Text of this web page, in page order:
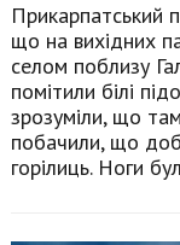
Прикарпатський
що на вихідних
селом поблизу
помітили білі
зрозуміли, що
побачили, що
горілиць. Ноги